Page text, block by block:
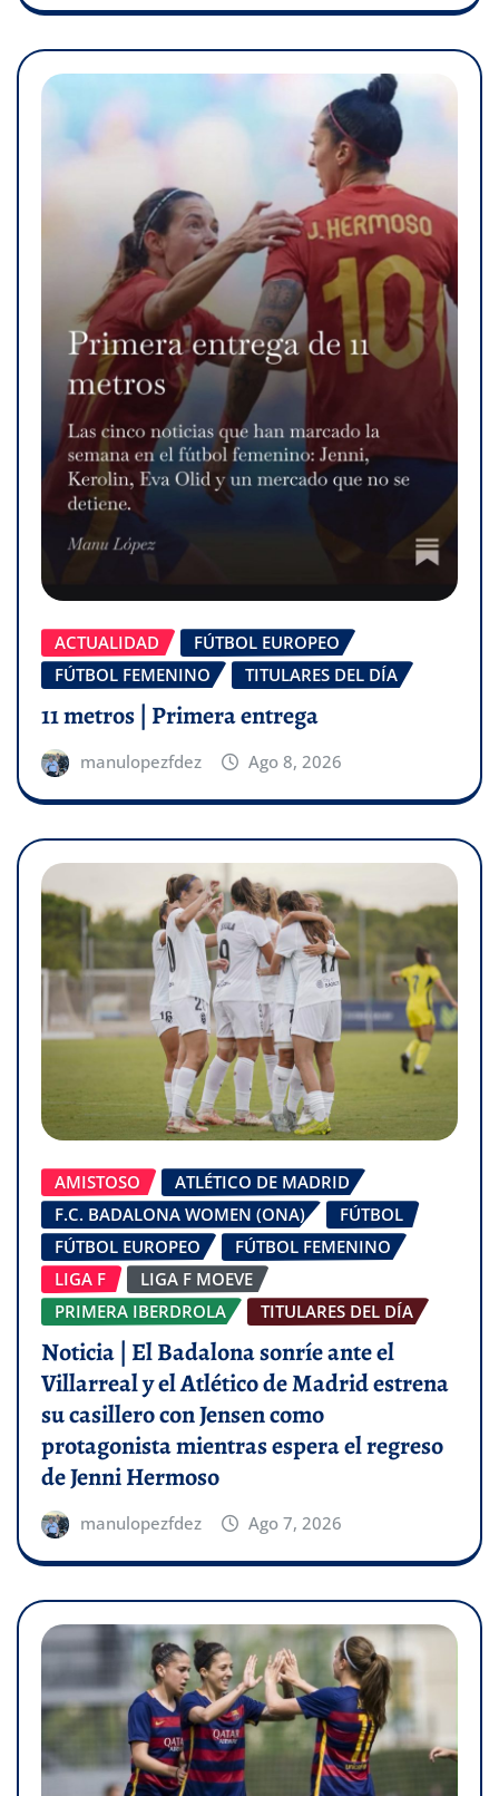
ACTUALIDAD
FÚTBOL EUROPEO
FÚTBOL FEMENINO
TITULARES DEL DÍA
11 metros | Primera entrega
manulopezfdez Ago 8, 2026
AMISTOSO
ATLÉTICO DE MADRID
F.C. BADALONA WOMEN (ONA)
FÚTBOL
FÚTBOL EUROPEO
FÚTBOL FEMENINO
LIGA F
LIGA F MOEVE
PRIMERA IBERDROLA
TITULARES DEL DÍA
Noticia | El Badalona sonríe ante el
Villarreal y el Atlético de Madrid estrena
su casillero con Jensen como
protagonista mientras espera el regreso
de Jenni Hermoso
manulopezfdez Ago 7, 2026